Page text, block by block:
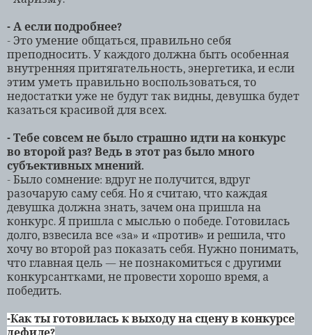
- А если подробнее?
- Это умение общаться, правильно себя
преподносить. У каждого должна быть особенная
внутренняя притягательность, энергетика, и если
этим уметь правильно воспользоваться, то
недостатки уже не будут так видны, девушка будет
казаться красивой для всех.
- Тебе совсем не было страшно идти на конкурс
во второй раз? Ведь в этот раз было много
субъективных мнений.
- Было сомнение: вдруг не получится, вдруг
разочарую саму себя. Но я считаю, что каждая
девушка должна знать, зачем она пришла на
конкурс. Я пришла с мыслью о победе. Готовилась
долго, взвесила все «за» и «против» и решила, что
хочу во второй раз показать себя. Нужно понимать,
что главная цель — не познакомиться с другими
конкурсантками, не провести хорошо время, а
победить.
-Как ты готовилась к выходу на сцену в конкурсе